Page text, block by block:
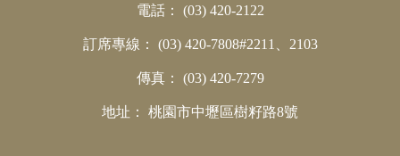
電話： (03) 420-2122
訂席專線： (03) 420-7808#2211、2103
傳真： (03) 420-7279
地址： 桃園市中壢區樹籽路8號